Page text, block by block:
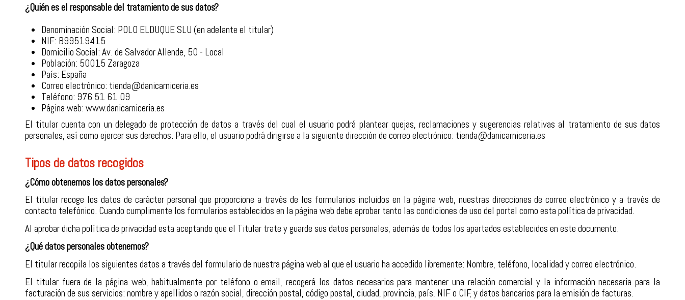
¿Quién es el responsable del tratamiento de sus datos?
Denominación Social: POLO ELDUQUE SLU (en adelante el titular)
NIF: B99519415
Domicilio Social: Av. de Salvador Allende, 50 - Local
Población: 50015 Zaragoza
País: España
Correo electrónico: tienda@danicarniceria.es
Teléfono: 976 51 61 09
Página web: www.danicarniceria.es
El titular cuenta con un delegado de protección de datos a través del cual el usuario podrá plantear quejas, reclamaciones y sugerencias relativas al tratamiento de sus datos
personales, así como ejercer sus derechos. Para ello, el usuario podrá dirigirse a la siguiente dirección de correo electrónico: tienda@danicarniceria.es
Tipos de datos recogidos
¿Cómo obtenemos los datos personales?
El titular recoge los datos de carácter personal que proporcione a través de los formularios incluidos en la página web, nuestras direcciones de correo electrónico y a través de
contacto telefónico. Cuando cumplimente los formularios establecidos en la página web debe aprobar tanto las condiciones de uso del portal como esta política de privacidad.
Al aprobar dicha política de privacidad esta aceptando que el Titular trate y guarde sus datos personales, además de todos los apartados establecidos en este documento.
¿Qué datos personales obtenemos?
El titular recopila los siguientes datos a través del formulario de nuestra página web al que el usuario ha accedido libremente: Nombre, teléfono, localidad y correo electrónico.
El titular fuera de la página web, habitualmente por teléfono o email, recogerá los datos necesarios para mantener una relación comercial y la información necesaria para la
facturación de sus servicios: nombre y apellidos o razón social, dirección postal, código postal, ciudad, provincia, país, NIF o CIF, y datos bancarios para la emisión de facturas.